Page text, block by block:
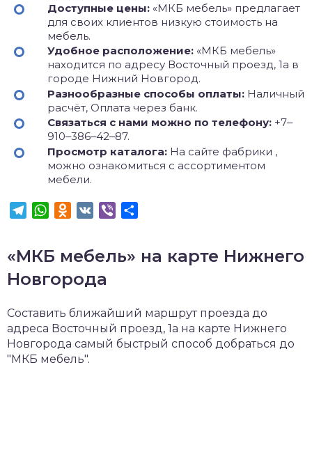
Доступные цены: «МКБ мебель» предлагает
для своих клиентов низкую стоимость на
мебель.
Удобное расположение: «МКБ мебель»
находится по адресу Восточный проезд, 1а в
городе Нижний Новгород.
Разнообразные способы оплаты: Наличный
расчёт, Оплата через банк.
Связаться с нами можно по телефону: +7‒
910‒386‒42‒87.
Просмотр каталога: На сайте фабрики ,
можно ознакомиться с ассортиментом
мебели.
TelegramWhatsApp
Odnoklassniki
VK Viber
«МКБ мебель» на карте Нижнего
Новгорода
Составить ближайший маршрут проезда до
адреса Восточный проезд, 1а на карте Нижнего
Новгорода самый быстрый способ добраться до
"МКБ мебель".